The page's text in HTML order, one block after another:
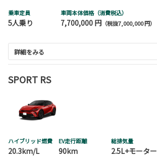
乗車定員
5人乗り
車両本体価格（消費税込）
7,700,000 円 （税抜7,000,000 円）
詳細をみる
SPORT RS
ハイブリッド燃費
20.3km/L
EV走行距離
90km
総排気量
2.5L+モーター